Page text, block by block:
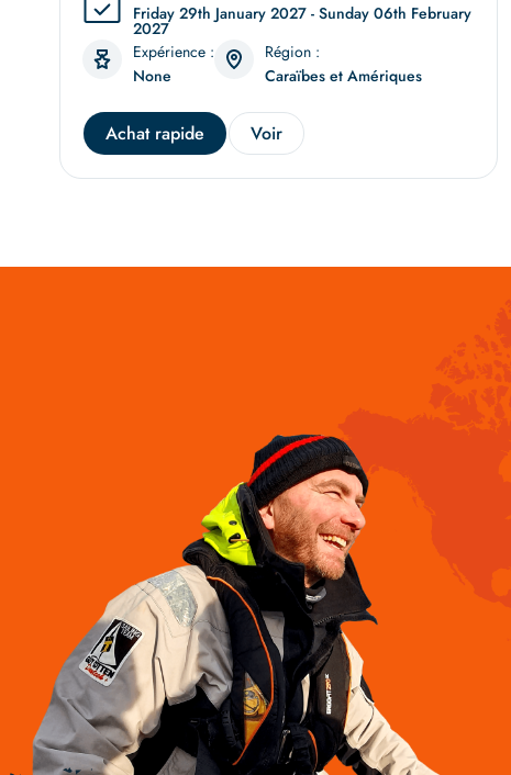
Friday 29th January 2027 - Sunday 06th February
2027
Expérience :
None
Région :
Caraïbes et Amériques
Achat rapide Voir